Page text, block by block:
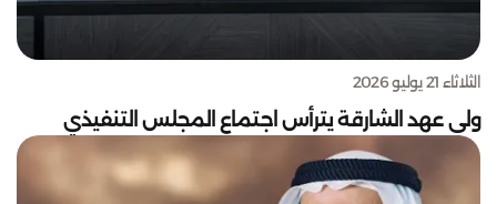
الثلاثاء 21 يوليو 2026